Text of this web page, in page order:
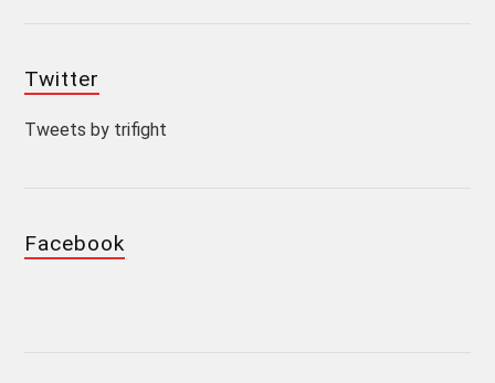
Twitter
Tweets by trifight
Facebook